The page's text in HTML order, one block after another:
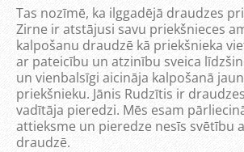
Tas nozīmē, ka ilggadējā draudzes
Zirne ir atstājusi savu priekšnieces
kalpošanu draudzē kā priekšnieka
ar pateicību un atzinību sveica
un vienbalsīgi aicināja kalpošanā
priekšnieku. Jānis Rudzītis ir
vadītāja pieredzi. Mēs esam
attieksme un pieredze nesīs svētību
draudzē.